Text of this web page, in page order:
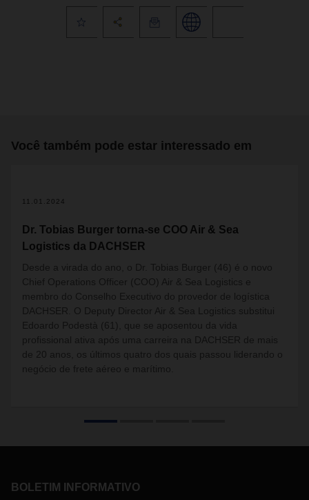
Você também pode estar interessado em
11.01.2024
Dr. Tobias Burger torna-se COO Air & Sea
Logistics da DACHSER
Desde a virada do ano, o Dr. Tobias Burger (46) é o novo
Chief Operations Officer (COO) Air & Sea Logistics e
membro do Conselho Executivo do provedor de logística
DACHSER. O Deputy Director Air & Sea Logistics substitui
Edoardo Podestà (61), que se aposentou da vida
profissional ativa após uma carreira na DACHSER de mais
de 20 anos, os últimos quatro dos quais passou liderando o
negócio de frete aéreo e marítimo.
BOLETIM INFORMATIVO